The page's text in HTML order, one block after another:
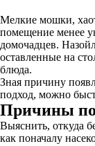
Мелкие мошки,
помещение менее
домочадцев.
оставленные на
блюда.
Зная причину
подход, можно
Причины
Выяснить, откуда
как поначалу